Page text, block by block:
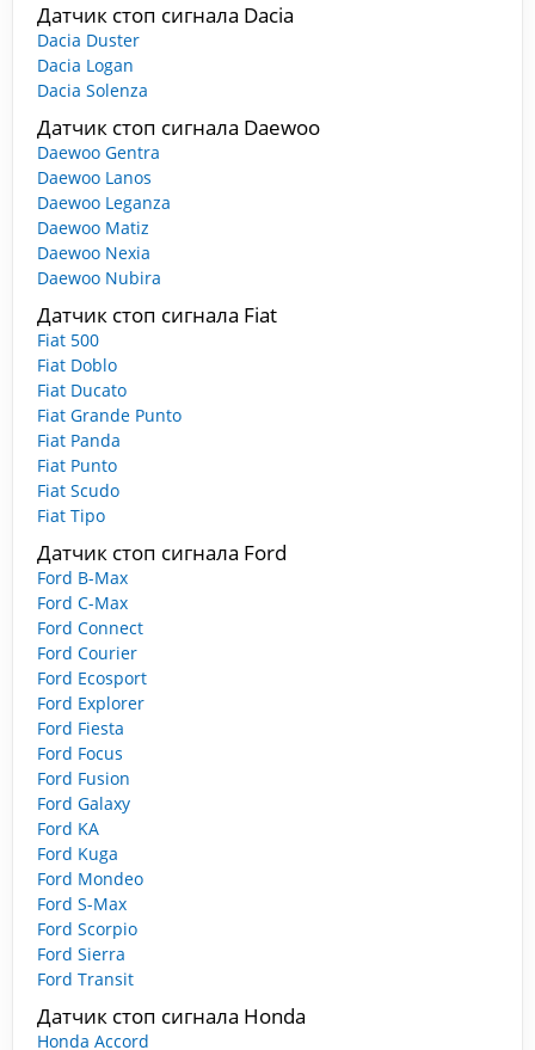
Датчик стоп сигнала Dacia
Dacia Duster
Dacia Logan
Dacia Solenza
Датчик стоп сигнала Daewoo
Daewoo Gentra
Daewoo Lanos
Daewoo Leganza
Daewoo Matiz
Daewoo Nexia
Daewoo Nubira
Датчик стоп сигнала Fiat
Fiat 500
Fiat Doblo
Fiat Ducato
Fiat Grande Punto
Fiat Panda
Fiat Punto
Fiat Scudo
Fiat Tipo
Датчик стоп сигнала Ford
Ford B-Max
Ford C-Max
Ford Connect
Ford Courier
Ford Ecosport
Ford Explorer
Ford Fiesta
Ford Focus
Ford Fusion
Ford Galaxy
Ford KA
Ford Kuga
Ford Mondeo
Ford S-Max
Ford Scorpio
Ford Sierra
Ford Transit
Датчик стоп сигнала Honda
Honda Accord